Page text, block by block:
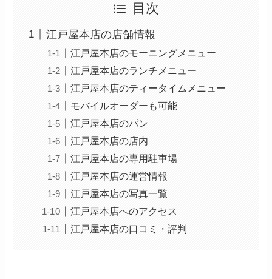
目次
江戸屋本店の店舗情報
江戸屋本店のモーニングメニュー
江戸屋本店のランチメニュー
江戸屋本店のティータイムメニュー
モバイルオーダーも可能
江戸屋本店のパン
江戸屋本店の店内
江戸屋本店の専用駐車場
江戸屋本店の運営情報
江戸屋本店の写真一覧
江戸屋本店へのアクセス
江戸屋本店の口コミ・評判